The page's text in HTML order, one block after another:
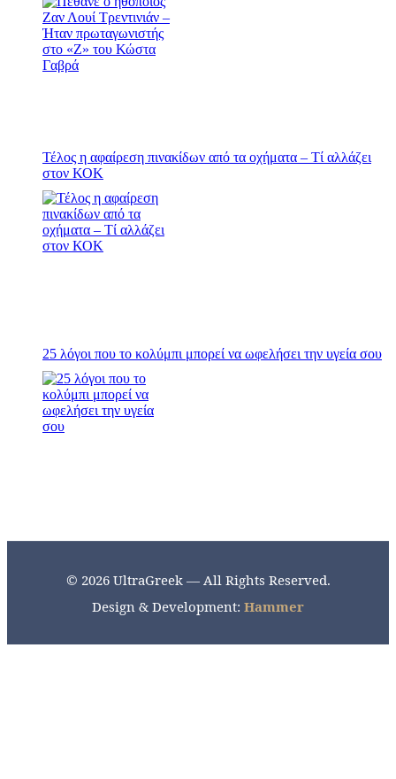
Τέλος η αφαίρεση πινακίδων από τα οχήματα – Τί αλλάζει
στον ΚΟΚ
25 λόγοι που το κολύμπι μπορεί να ωφελήσει την υγεία σου
© 2026 UltraGreek — All Rights Reserved.
Design & Development: Hammer